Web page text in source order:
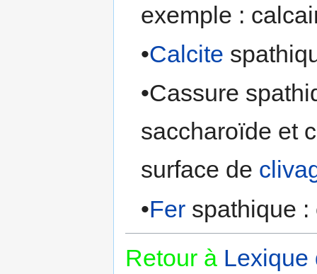
exemple :
•Calcite
•Cassure
saccharoïde et
surface de
•Fer spathique
Retour à Lexique